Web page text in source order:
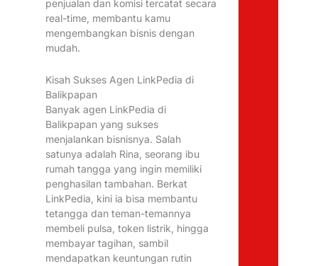
penjualan dan komisi tercatat secara
real-time, membantu kamu
mengembangkan bisnis dengan
mudah.
Kisah Sukses Agen LinkPedia di
Balikpapan
Banyak agen LinkPedia di
Balikpapan yang sukses
menjalankan bisnisnya. Salah
satunya adalah Rina, seorang ibu
rumah tangga yang ingin memiliki
penghasilan tambahan. Berkat
LinkPedia, kini ia bisa membantu
tetangga dan teman-temannya
membeli pulsa, token listrik, hingga
membayar tagihan, sambil
mendapatkan keuntungan rutin